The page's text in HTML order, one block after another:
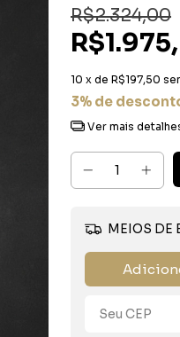
R$2.324,00
10 x de R$197,50
3% de
Ver mais
MEIOS DE